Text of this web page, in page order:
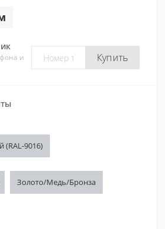
и
Купить
(RAL-9016)
Золото/Медь/Бронза